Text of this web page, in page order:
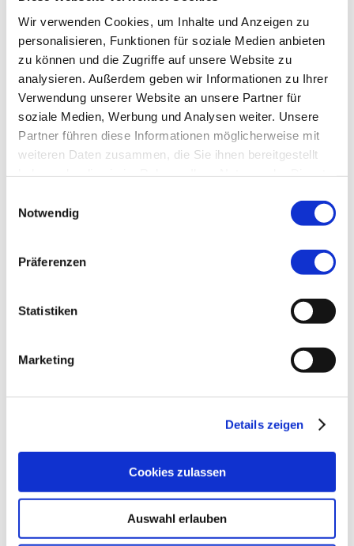
Wir verwenden Cookies, um Inhalte und Anzeigen zu
personalisieren, Funktionen für soziale Medien anbieten
zu können und die Zugriffe auf unsere Website zu
analysieren. Außerdem geben wir Informationen zu Ihrer
Verwendung unserer Website an unsere Partner für
soziale Medien, Werbung und Analysen weiter. Unsere
Partner führen diese Informationen möglicherweise mit
weiteren Daten zusammen, die Sie ihnen bereitgestellt
Notwendig
Präferenzen
Statistiken
Marketing
Details zeigen
Cookies zulassen
Auswahl erlauben
Fliegerhorst: Stadt reagiert auf Bundeswehr-
Pläne
14.07.2026 -Nach der Ankündigung
eines zweiten
Luftwaffenausbildungsbataillons in
Fürstenfeldbruck setzt die Stadt auf
weitere Klärung im Standortdialog.
Im Mittelpunkt stehen dabei mögliche
Entwicklungsspielräume für Gewerbe, Wohnen und
MEHR
Interessante
Der Oberbürgermeister